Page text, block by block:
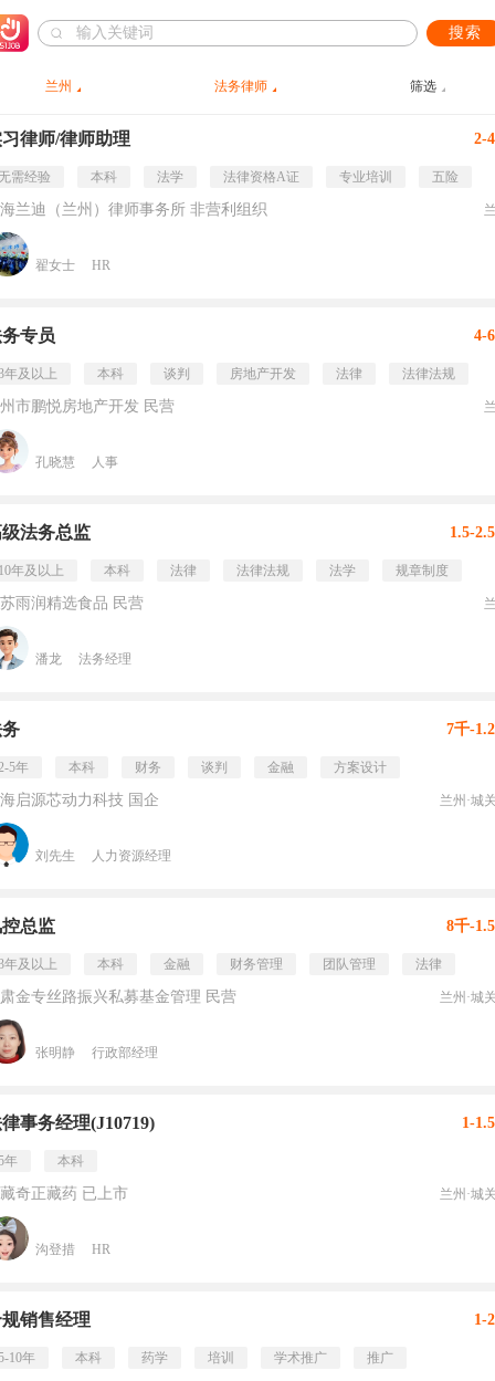
搜索
兰州 法务律师 筛选
律师/律师助理 2-
需经验 本科 法学 法律资格A证 专业培训 五险
兰迪（兰州）律师事务所 非营利组织
翟女士 HR
专员 4-
年及以上 本科 谈判 房地产开发 法律 法律法规
市鹏悦房地产开发 民营
孔晓慧 人事
法务总监 1.5-
年及以上 本科 法律 法律法规 法学 规章制度
雨润精选食品 民营
潘龙 法务经理
7千-
5年 本科 财务 谈判 金融 方案设计
启源芯动力科技 国企 兰州·城
刘先生 人力资源经理
总监 8千-
年及以上 本科 金融 财务管理 团队管理 法律
金专丝路振兴私募基金管理 民营 兰州·城
张明静 行政部经理
事务经理(J10719) 1-
年 本科
奇正藏药 已上市 兰州·城
沟登措 HR
销售经理 1-
10年 本科 药学 培训 学术推广 推广